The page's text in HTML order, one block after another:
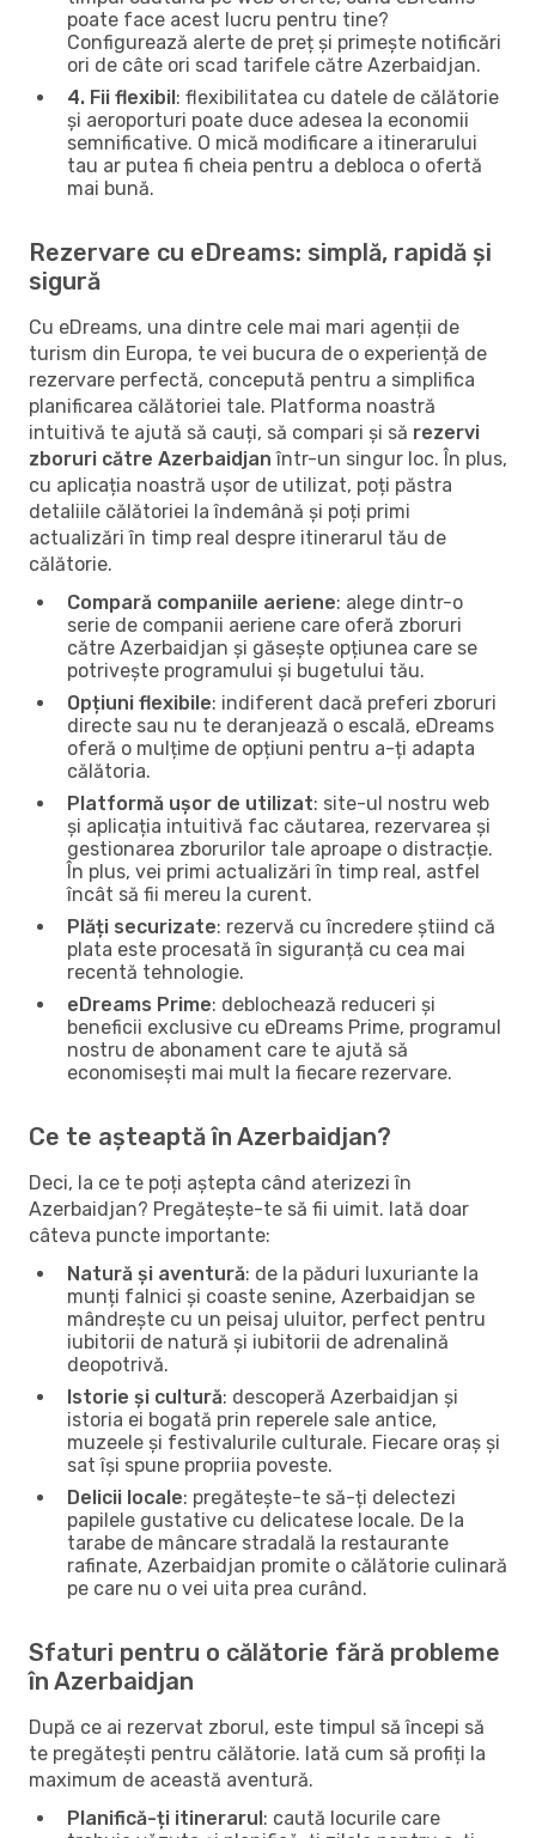
poate face acest lucru pentru tine?
Configurează alerte de preț și primește notificări
ori de câte ori scad tarifele către Azerbaidjan.
4. Fii flexibil: flexibilitatea cu datele de călătorie
și aeroporturi poate duce adesea la economii
semnificative. O mică modificare a itinerarului
tau ar putea fi cheia pentru a debloca o ofertă
mai bună.
Rezervare cu eDreams: simplă, rapidă și
sigură
Cu eDreams, una dintre cele mai mari agenții de
turism din Europa, te vei bucura de o experiență de
rezervare perfectă, concepută pentru a simplifica
planificarea călătoriei tale. Platforma noastră
intuitivă te ajută să cauți, să compari și să rezervi
zboruri către Azerbaidjan într-un singur loc. În plus,
cu aplicația noastră ușor de utilizat, poți păstra
detaliile călătoriei la îndemână și poți primi
actualizări în timp real despre itinerarul tău de
călătorie.
Compară companiile aeriene: alege dintr-o
serie de companii aeriene care oferă zboruri
către Azerbaidjan și găsește opțiunea care se
potrivește programului și bugetului tău.
Opțiuni flexibile: indiferent dacă preferi zboruri
directe sau nu te deranjează o escală, eDreams
oferă o mulțime de opțiuni pentru a-ți adapta
călătoria.
Platformă ușor de utilizat: site-ul nostru web
și aplicația intuitivă fac căutarea, rezervarea și
gestionarea zborurilor tale aproape o distracție.
În plus, vei primi actualizări în timp real, astfel
încât să fii mereu la curent.
Plăți securizate: rezervă cu încredere știind că
plata este procesată în siguranță cu cea mai
recentă tehnologie.
eDreams Prime: deblochează reduceri și
beneficii exclusive cu eDreams Prime, programul
nostru de abonament care te ajută să
economisești mai mult la fiecare rezervare.
Ce te așteaptă în Azerbaidjan?
Deci, la ce te poți aștepta când aterizezi în
Azerbaidjan? Pregătește-te să fii uimit. Iată doar
câteva puncte importante:
Natură și aventură: de la păduri luxuriante la
munți falnici și coaste senine, Azerbaidjan se
mândrește cu un peisaj uluitor, perfect pentru
iubitorii de natură și iubitorii de adrenalină
deopotrivă.
Istorie și cultură: descoperă Azerbaidjan și
istoria ei bogată prin reperele sale antice,
muzeele și festivalurile culturale. Fiecare oraș și
sat își spune propriia poveste.
Delicii locale: pregătește-te să-ți delectezi
papilele gustative cu delicatese locale. De la
tarabe de mâncare stradală la restaurante
rafinate, Azerbaidjan promite o călătorie culinară
pe care nu o vei uita prea curând.
Sfaturi pentru o călătorie fără probleme
în Azerbaidjan
După ce ai rezervat zborul, este timpul să începi să
te pregătești pentru călătorie. Iată cum să profiți la
maximum de această aventură.
Planifică-ți itinerarul: caută locurile care